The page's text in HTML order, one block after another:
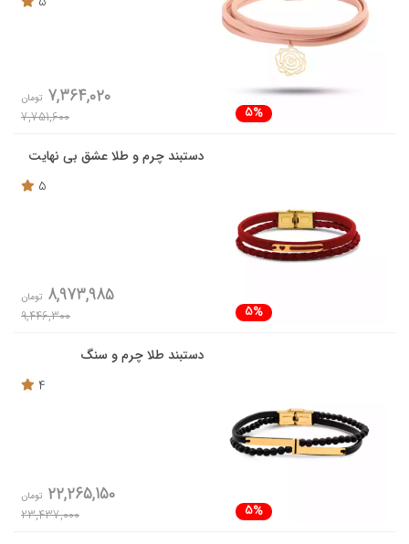
5%
7,364,020 تومان
7,751,600
دستبند چرم و طلا عشق بی نهایت
5
5%
8,973,985 تومان
9,446,300
دستبند طلا چرم و سنگ
4
5%
22,265,150 تومان
23,437,000